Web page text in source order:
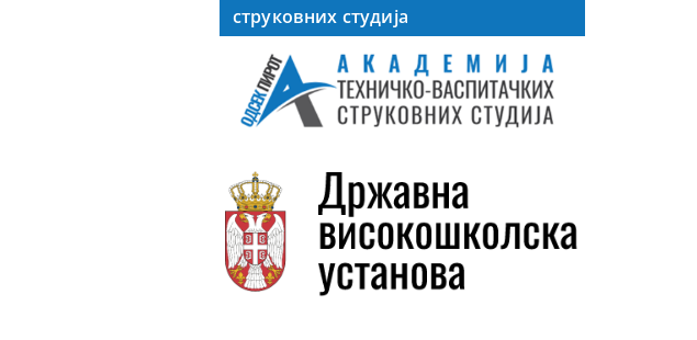
струковних студија